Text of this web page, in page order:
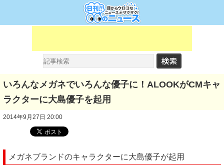
いろんなメガネでいろんな優子に！ALOOKがCMキャ
ラクターに大島優子を起用
2014年9月27日 20:00
メガネブランドのキャラクターに大島優子が起用